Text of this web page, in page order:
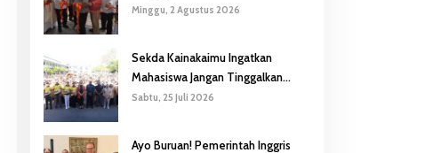
Gubernur Safanpo: Pentingnya
Minggu, 2 Agustus 2026
Sekda Kainakaimu Ingatkan
Mahasiswa Jangan Tinggalkan
‘Noda-Madu’ di Lokasi KKN
Sabtu, 25 Juli 2026
Ayo Buruan! Pemerintah Inggris